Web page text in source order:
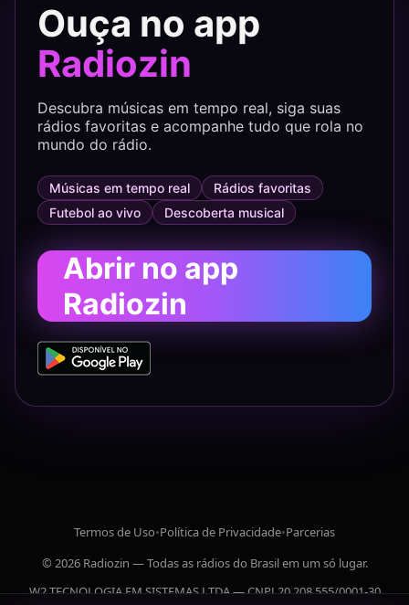
Ouça no app
Radiozin
Descubra músicas em tempo real, siga suas
rádios favoritas e acompanhe tudo que rola no
mundo do rádio.
Músicas em tempo real
Rádios favoritas
Futebol ao vivo
Descoberta musical
Abrir no app
Radiozin
Termos de Uso•Política de Privacidade•Parcerias
© 2026 Radiozin — Todas as rádios do Brasil em um só lugar.
W2 TECNOLOGIA EM SISTEMAS LTDA — CNPJ 20.208.555/0001-30